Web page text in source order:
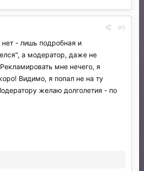
#5
- лишь подробная и
а модератор, даже не
мне нечего, я
Видимо, я попал не на ту
желаю долголетия - по